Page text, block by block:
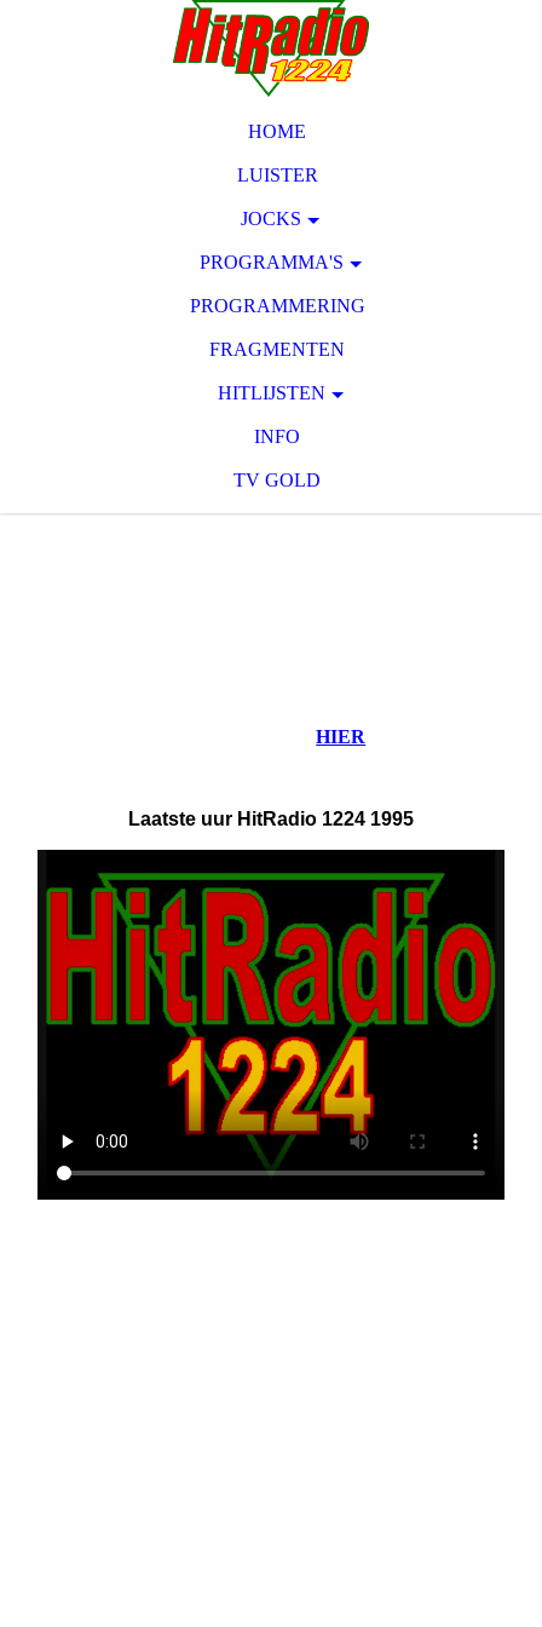
HOME
LUISTER
JOCKS
PROGRAMMA'S
PROGRAMMERING
FRAGMENTEN
HITLIJSTEN
INFO
TV GOLD
fragmenten terug beluisteren klikHIER
Laatste uur HitRadio 1224 1995